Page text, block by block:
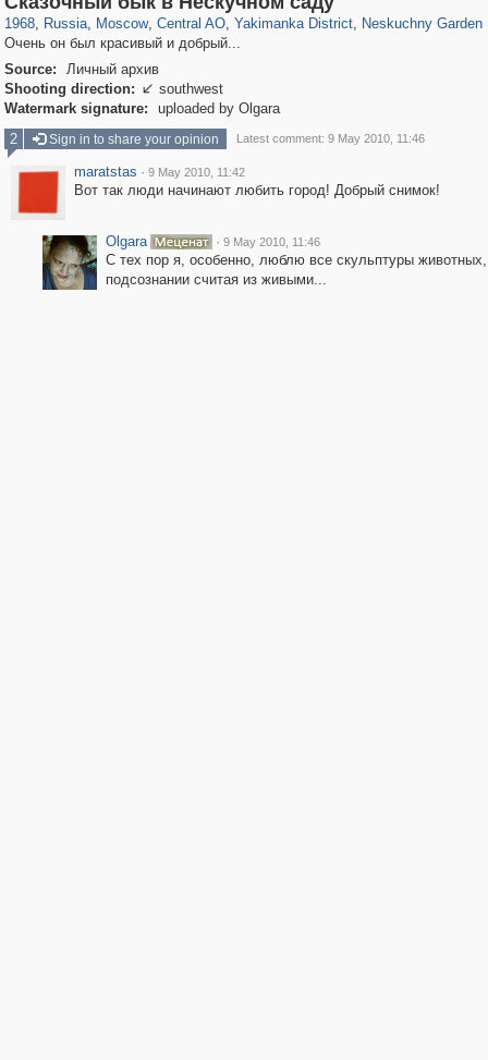
1968, Russia, Moscow, Central AO, Yakimanka District, Neskuchny Garden
Очень он был красивый и добрый...
Source:
Личный архив
Shooting direction:  southwest
Watermark signature:
uploaded by Olgara
2
Sign in to share your opinion Latest comment: 9 May 2010, 11:46
maratstas · 9 May 2010, 11:42
Вот так люди начинают любить город! Добрый снимок!
Olgara · 9 May 2010, 11:46
С тех пор я, особенно, люблю все скульптуры животных,
подсознании считая из живыми...